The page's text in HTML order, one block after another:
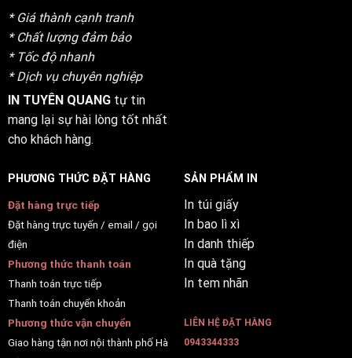
* Giá thành cạnh tranh
* Chất lượng đảm bảo
* Tốc độ nhanh
* Dịch vụ chuyên nghiệp
IN TUYÊN QUANG tự tin
mang lại sự hài lòng tốt nhất
cho khách hàng.
PHƯƠNG THỨC ĐẶT HÀNG
Đặt hàng trực tiếp
Đặt hàng trực tuyến / email / gọi
điện
Phương thức thanh toán
Thanh toán trực tiếp
Thanh toán chuyển khoản
Phương thức vận chuyển
Giao hàng tận nơi nội thành phố Hà
SẢN PHẨM IN
In túi giấy
In bao lì xì
In danh thiếp
In quà tặng
In tem nhãn
LIÊN HỆ ĐẶT HÀNG
0943344333